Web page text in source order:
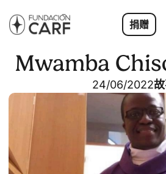
捐赠
Mwamba
24/06/2022